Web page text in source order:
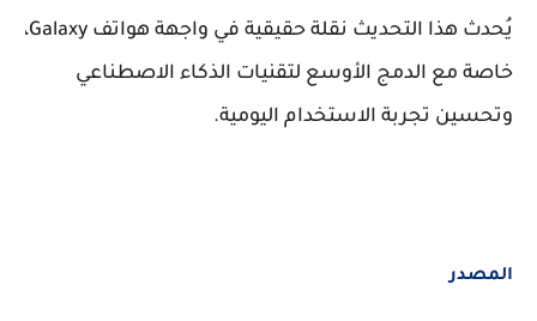
يُحدث هذا التحديث نقلة حقيقية في واجهة هواتف Galaxy،
خاصة مع الدمج الأوسع لتقنيات الذكاء الاصطناعي
وتحسين تجربة الاستخدام اليومية.
المصدر